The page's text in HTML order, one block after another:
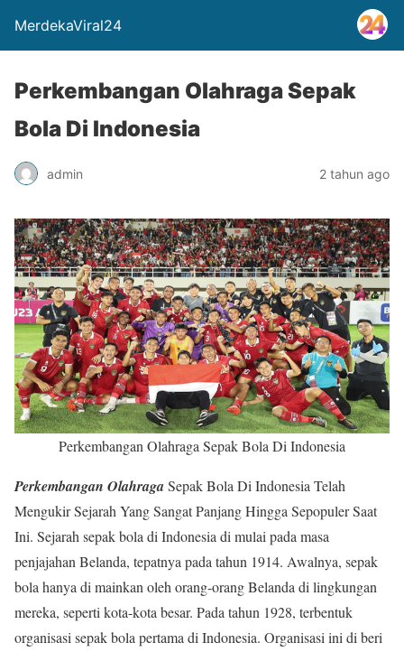
MerdekaViral24
Perkembangan Olahraga Sepak
Bola Di Indonesia
admin 2 tahun ago
Perkembangan Olahraga Sepak Bola Di Indonesia
Perkembangan OlahragaSepak Bola Di Indonesia Telah
Mengukir Sejarah Yang Sangat Panjang Hingga Sepopuler Saat
Ini. Sejarah sepak bola di Indonesia di mulai pada masa
penjajahan Belanda, tepatnya pada tahun 1914. Awalnya, sepak
bola hanya di mainkan oleh orang-orang Belanda di lingkungan
mereka, seperti kota-kota besar. Pada tahun 1928, terbentuk
organisasi sepak bola pertama di Indonesia. Organisasi ini di beri